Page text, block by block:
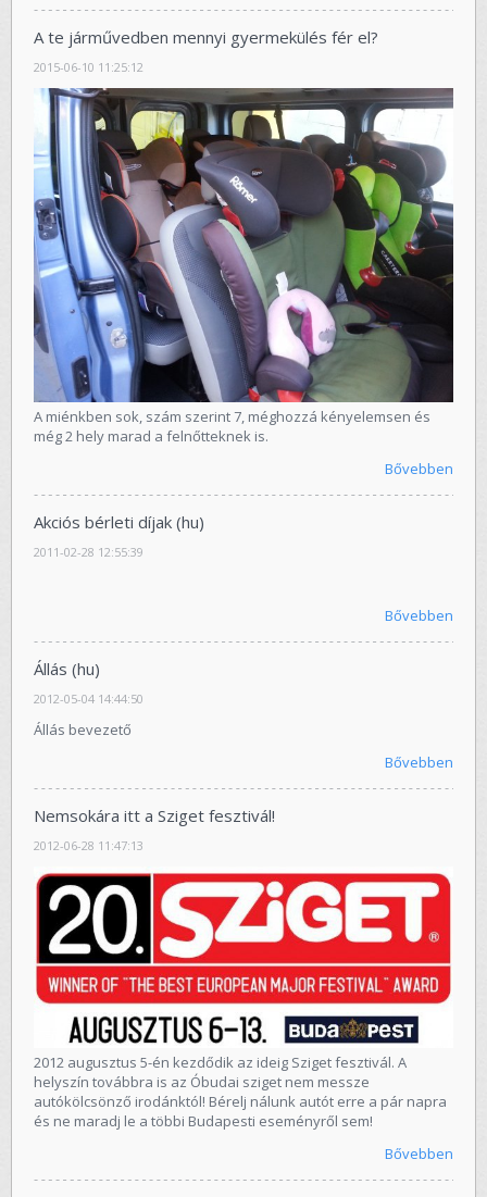
A te járművedben mennyi gyermekülés fér el?
2015-06-10 11:25:12
A miénkben sok, szám szerint 7, méghozzá kényelemsen és
még 2 hely marad a felnőtteknek is.
Bővebben
Akciós bérleti díjak (hu)
2011-02-28 12:55:39
Bővebben
Állás (hu)
2012-05-04 14:44:50
Állás bevezető
Bővebben
Nemsokára itt a Sziget fesztivál!
2012-06-28 11:47:13
2012 augusztus 5-én kezdődik az ideig Sziget fesztivál. A
helyszín továbbra is az Óbudai sziget nem messze
autókölcsönző irodánktól! Bérelj nálunk autót erre a pár napra
és ne maradj le a többi Budapesti eseményről sem!
Bővebben